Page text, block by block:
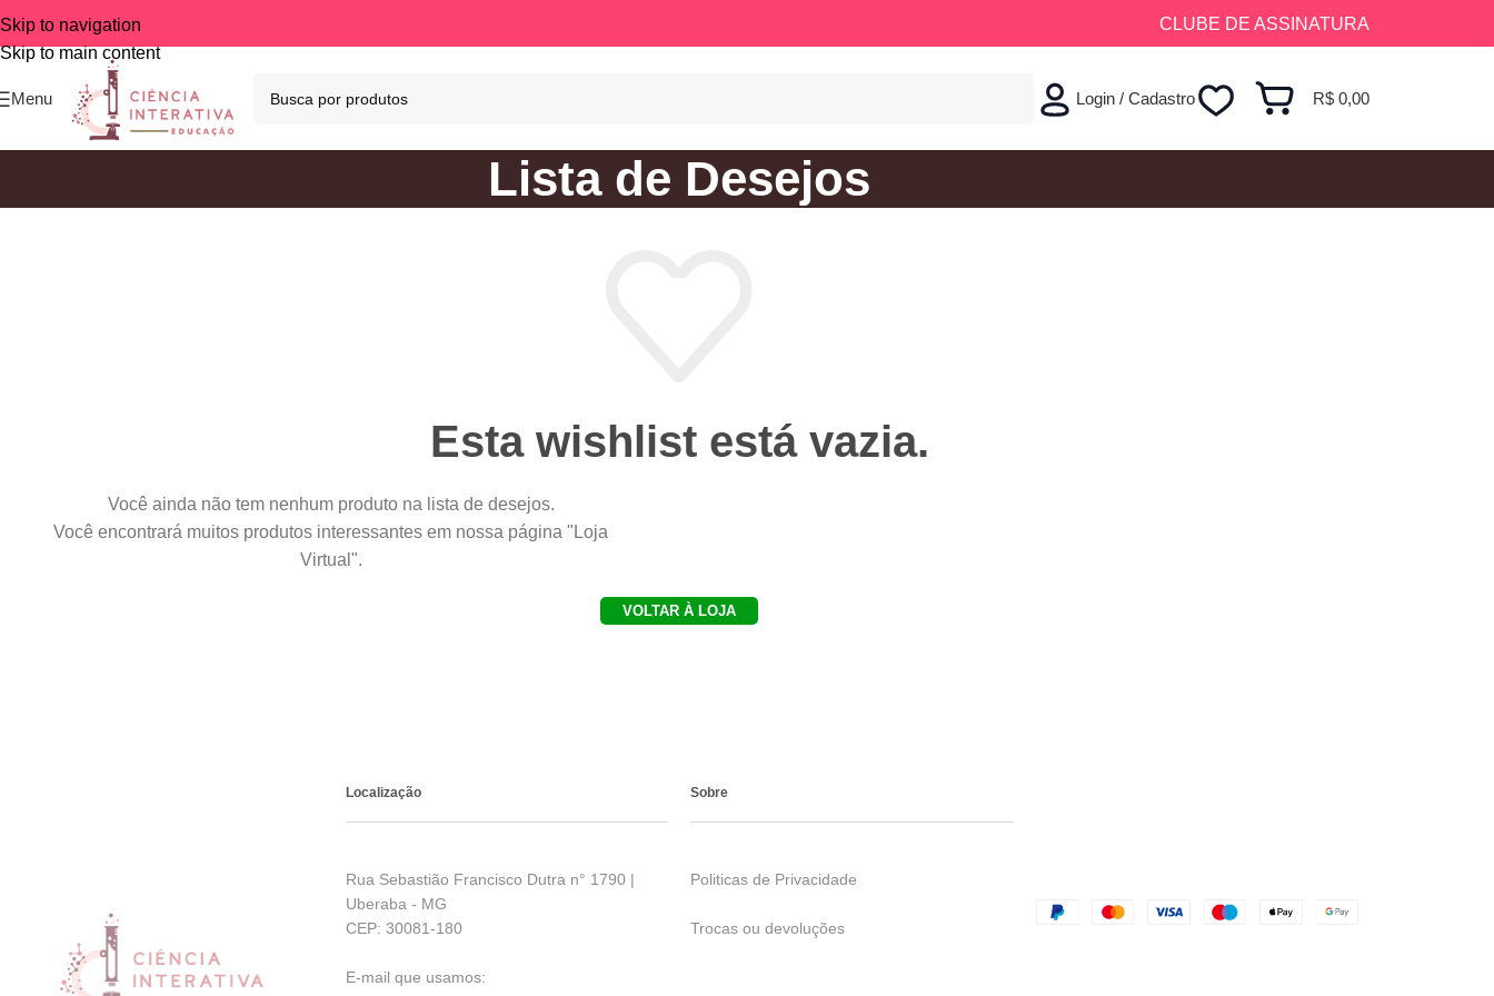
Skip to navigation
Skip to main content
CLUBE DE ASSINATURA
Menu Login / Cadastro R$ 0,00
Lista de Desejos
Esta wishlist está vazia.
Você ainda não tem nenhum produto na lista de desejos.
Você encontrará muitos produtos interessantes em nossa página "Loja
Virtual".
VOLTAR À LOJA
Localização
Rua Sebastião Francisco Dutra n° 1790 |
Uberaba - MG
CEP: 30081-180
E-mail que usamos:
Sobre
Politicas de Privacidade
Trocas ou devoluções